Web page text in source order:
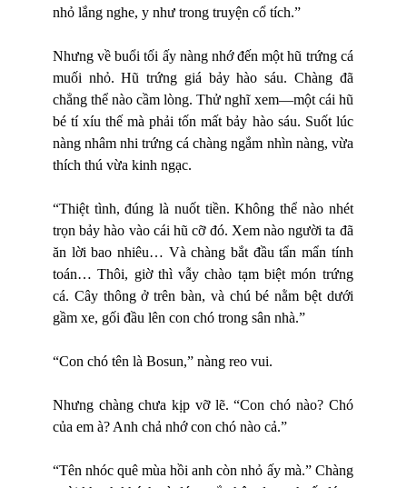
nhỏ lắng nghe, y như trong truyện cổ tích.”
Nhưng về buổi tối ấy nàng nhớ đến một hũ trứng cá
muối nhỏ. Hũ trứng giá bảy hào sáu. Chàng đã
chẳng thể nào cầm lòng. Thử nghĩ xem—một cái hũ
bé tí xíu thế mà phải tốn mất bảy hào sáu. Suốt lúc
nàng nhâm nhi trứng cá chàng ngắm nhìn nàng, vừa
thích thú vừa kinh ngạc.
“Thiệt tình, đúng là nuốt tiền. Không thể nào nhét
trọn bảy hào vào cái hũ cỡ đó. Xem nào người ta đã
ăn lời bao nhiêu… Và chàng bắt đầu tẩn mẩn tính
toán… Thôi, giờ thì vẫy chào tạm biệt món trứng
cá. Cây thông ở trên bàn, và chú bé nằm bệt dưới
gầm xe, gối đầu lên con chó trong sân nhà.”
“Con chó tên là Bosun,” nàng reo vui.
Nhưng chàng chưa kịp vỡ lẽ. “Con chó nào? Chó
của em à? Anh chả nhớ con chó nào cả.”
“Tên nhóc quê mùa hồi anh còn nhỏ ấy mà.” Chàng